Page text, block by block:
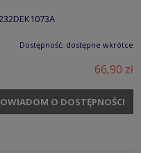
Dostępność: dostępne wkrótce
66,90 zł
O DOSTĘPNOŚCI